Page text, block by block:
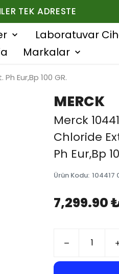
TEK ADRESTE
Laboratuvar
Markalar
Eur,Bp 100 GR.
MERCK
Merck
Chloride
Ph Eur,Bp
Ürün Kodu: 104417
7,299.90